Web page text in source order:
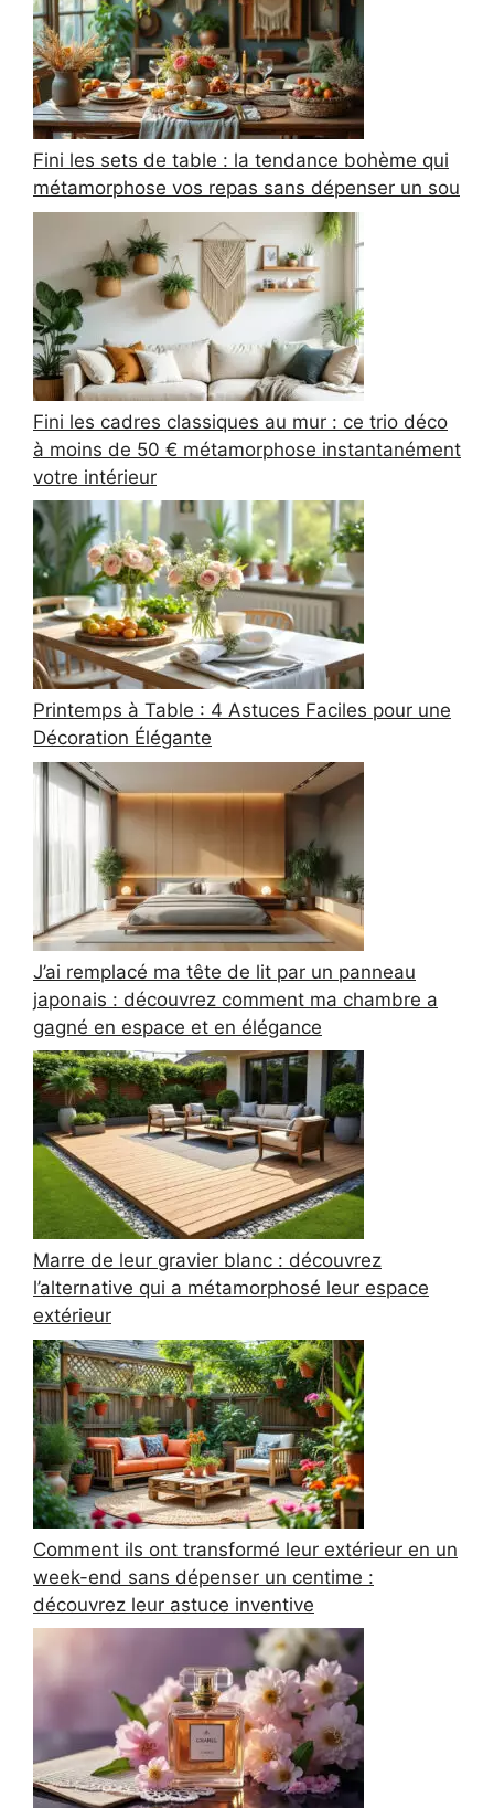
Fini les sets de table : la tendance bohème qui
métamorphose vos repas sans dépenser un sou
Fini les cadres classiques au mur : ce trio déco
à moins de 50 € métamorphose instantanément
votre intérieur
Printemps à Table : 4 Astuces Faciles pour une
Décoration Élégante
J’ai remplacé ma tête de lit par un panneau
japonais : découvrez comment ma chambre a
gagné en espace et en élégance
Marre de leur gravier blanc : découvrez
l’alternative qui a métamorphosé leur espace
extérieur
Comment ils ont transformé leur extérieur en un
week-end sans dépenser un centime :
découvrez leur astuce inventive